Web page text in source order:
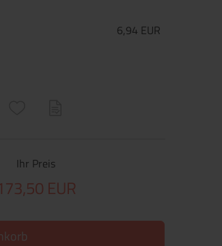
6,94 EUR
Ihr Preis
EUR